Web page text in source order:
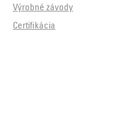
Výrobné závody
Certifikácia